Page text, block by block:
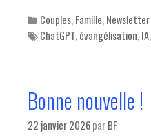
Categories
Couples, Famille, Newsletter
Tags
ChatGPT, évangélisation, IA,
Bonne nouvelle !
22 janvier 2026parBF